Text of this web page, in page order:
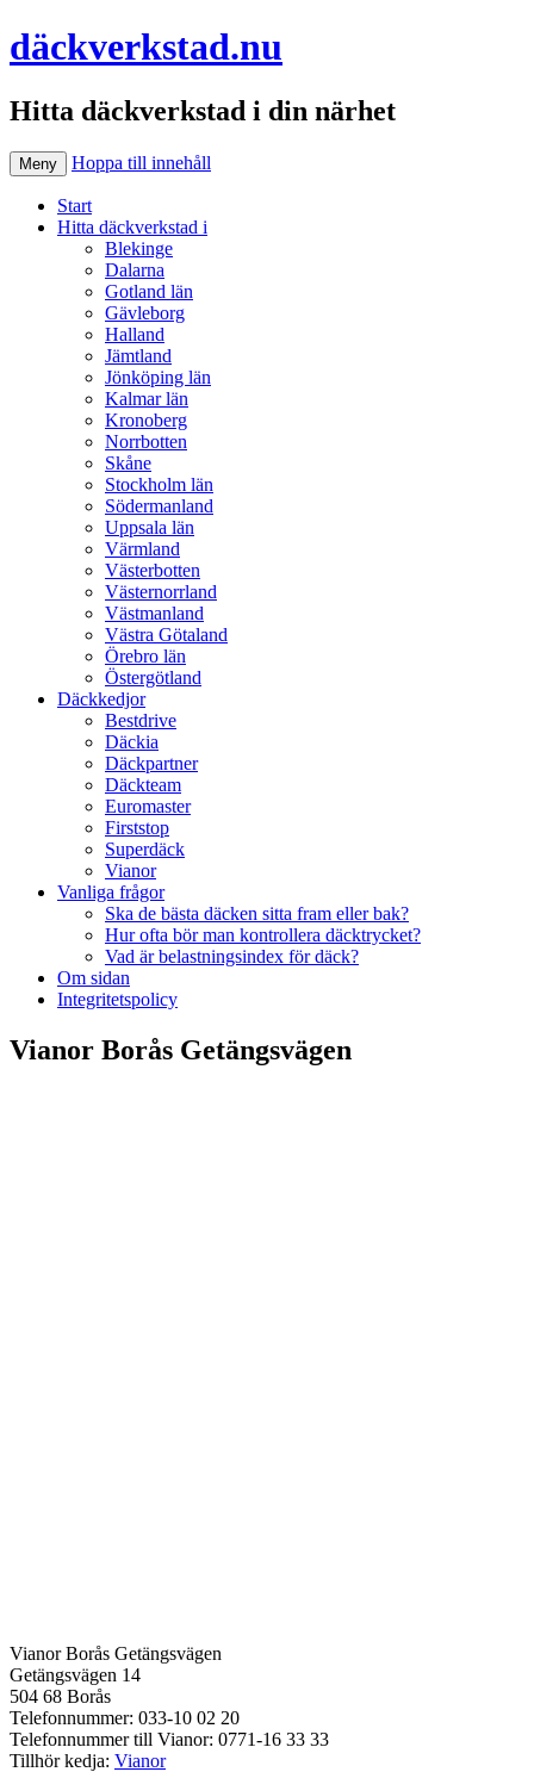
däckverkstad.nu
Hitta däckverkstad i din närhet
Meny Hoppa till innehåll
Start
Hitta däckverkstad i
Blekinge
Dalarna
Gotland län
Gävleborg
Halland
Jämtland
Jönköping län
Kalmar län
Kronoberg
Norrbotten
Skåne
Stockholm län
Södermanland
Uppsala län
Värmland
Västerbotten
Västernorrland
Västmanland
Västra Götaland
Örebro län
Östergötland
Däckkedjor
Bestdrive
Däckia
Däckpartner
Däckteam
Euromaster
Firststop
Superdäck
Vianor
Vanliga frågor
Ska de bästa däcken sitta fram eller bak?
Hur ofta bör man kontrollera däcktrycket?
Vad är belastningsindex för däck?
Om sidan
Integritetspolicy
Vianor Borås Getängsvägen
Vianor Borås Getängsvägen
Getängsvägen 14
504 68 Borås
Telefonnummer: 033-10 02 20
Telefonnummer till Vianor: 0771-16 33 33
Tillhör kedja: Vianor